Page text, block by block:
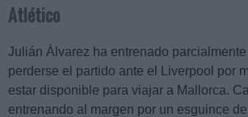
Atlético
Julián Álvarez ha entrenado
perderse el partido ante el Liverpool por
estar disponible para viajar a Mallorca.
entrenando al margen por un esguince